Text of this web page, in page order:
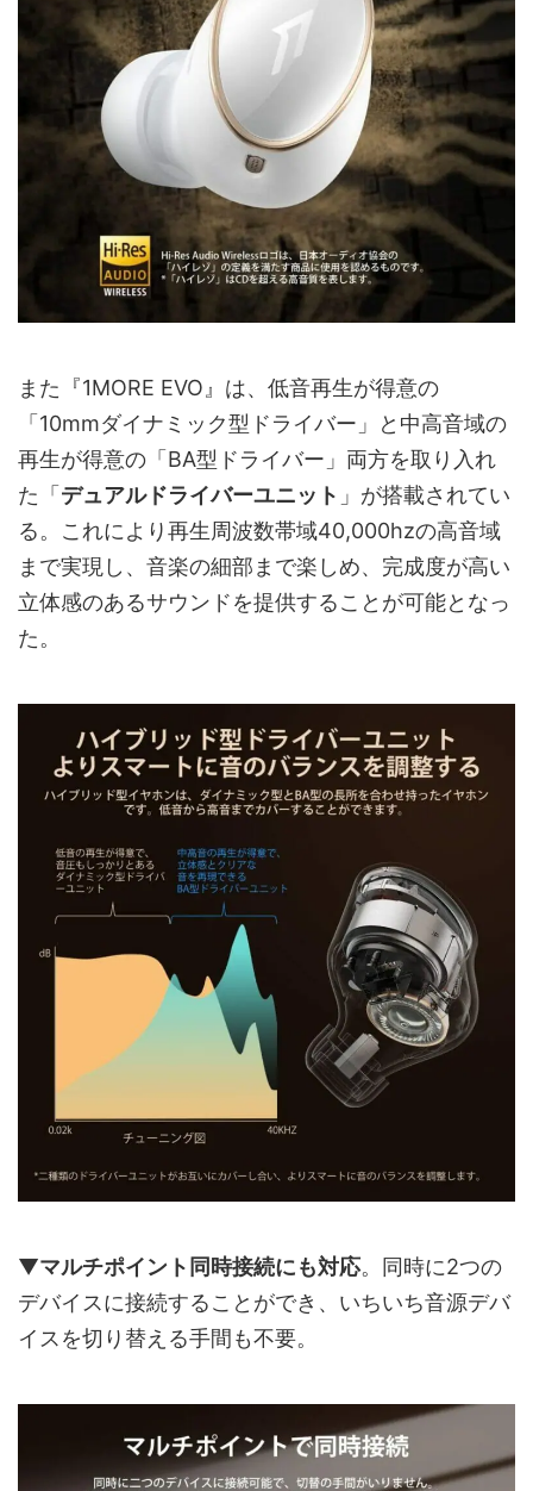
また『1MORE EVO』は、低音再生が得意の
「10mmダイナミック型ドライバー」と中高音域の
再生が得意の「BA型ドライバー」両方を取り入れ
た「 デュアルドライバーユニット 」が搭載されてい
る。これにより再生周波数帯域40,000hzの高音域
まで実現し、音楽の細部まで楽しめ、完成度が高い
立体感のあるサウンドを提供することが可能となっ
た。
▼マルチポイント同時接続にも対応。同時に2つの
デバイスに接続することができ、いちいち音源デバ
イスを切り替える手間も不要。